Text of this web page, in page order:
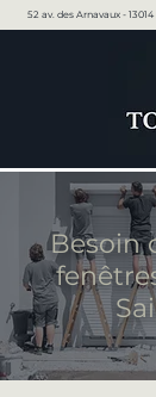
52 av. des Arnavaux -
Besoin